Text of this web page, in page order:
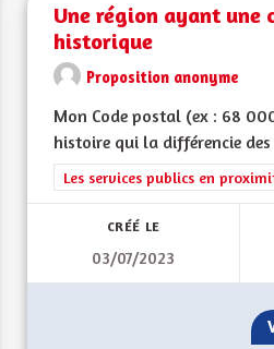
les liens, l'implication citoyenne
DE LA CEA
CITOYEN DE LA CEA
Une région ayant une
historique
Proposition anonyme
Mon Code postal (ex : 68
histoire qui la différencie
Filtrer les résultats de la
Les services publics en
CRÉÉ LE
03/07/2023